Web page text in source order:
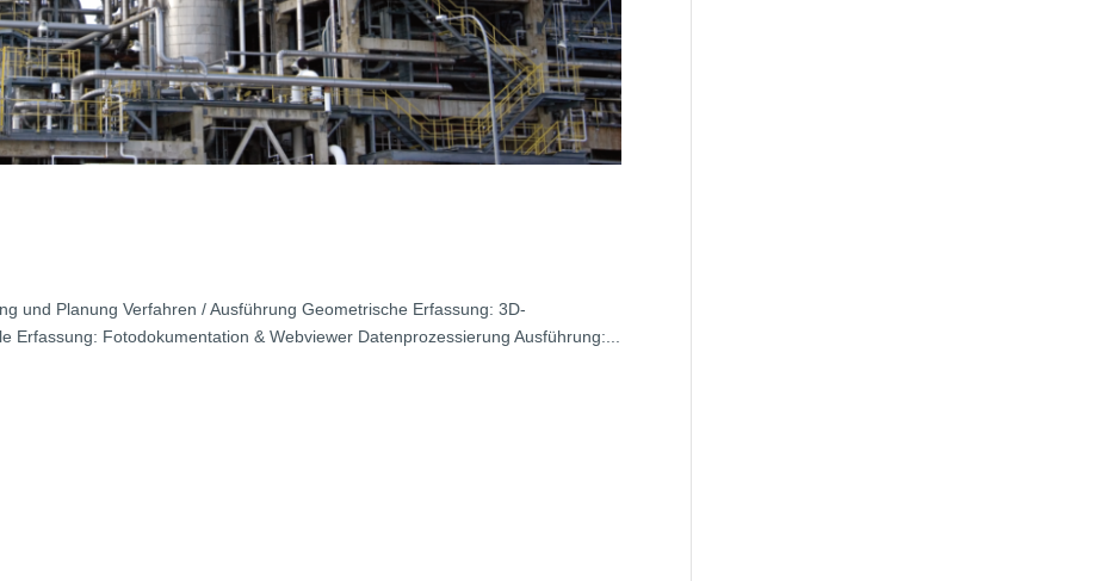
und Planung Verfahren / Ausführung Geometrische Erfassung: 3D-
Erfassung: Fotodokumentation & Webviewer Datenprozessierung Ausführung:...